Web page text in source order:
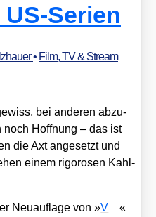
Serien
• Film, TV & Stream
bei ande­ren abzu­
Hoff­nung – das ist
die Axt ange­setzt und
einem rigo­ro­sen Kahl­
Neu­auf­la­ge von »V
«